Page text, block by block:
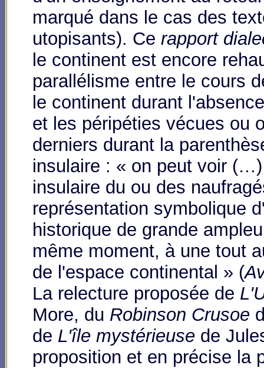
marqué dans le cas des
utopisants). Ce rapport
le continent est encore
parallélisme entre le cours
le continent durant
et les péripéties vécues ou
derniers durant la
insulaire : « on peut voir
insulaire du ou des
représentation symbolique
historique de grande
même moment, à une tout
de l'espace continental » (
La relecture proposée de
More, du Robinson Crusoe
de L'île mystérieuse de
proposition et en précise la